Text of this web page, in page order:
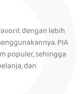
dengan lebih
PIA
populer, sehingga
dan